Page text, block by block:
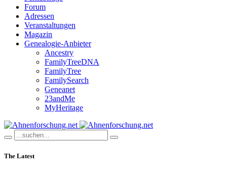
Forum
Adressen
Veranstaltungen
Magazin
Genealogie-Anbieter
Ancestry
FamilyTreeDNA
FamilyTree
FamilySearch
Geneanet
23andMe
MyHeritage
The Latest